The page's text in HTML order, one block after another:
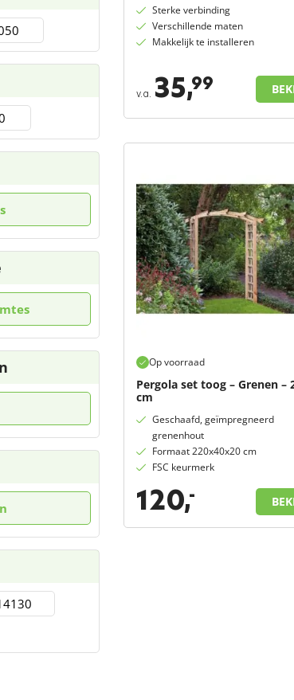
Sterke verbinding
Verschillende maten
Makkelijk te installeren
v.a. 35,99
Op voorraad
Pergola set toog – Grenen –
cm
Geschaafd, geïmpregneerd
grenenhout
Formaat 220x40x20 cm
FSC keurmerk
120,-